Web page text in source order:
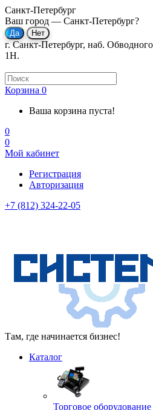
Санкт-Петербург
Ваш город — Санкт-Петербург?
г. Санкт-Петербург, наб.
1Н.
Корзина 0
Ваша корзина пуста!
0
0
Мой кабинет
Регистрация
Авторизация
+7 (812) 324-22-05
Там, где начинается бизнес!
Каталог
Торговое оборудование